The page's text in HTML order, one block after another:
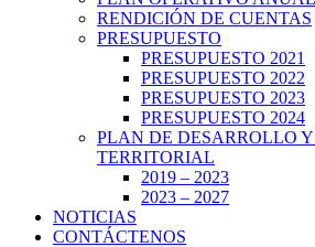
RENDICIÓN DE CUENTAS
PRESUPUESTO
PRESUPUESTO 2021
PRESUPUESTO 2022
PRESUPUESTO 2023
PRESUPUESTO 2024
PLAN DE DESARROLLO
TERRITORIAL
2019 – 2023
2023 – 2027
NOTICIAS
CONTÁCTENOS